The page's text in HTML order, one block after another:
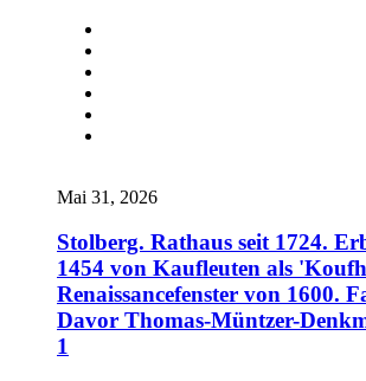
Mai 31, 2026
Stolberg. Rathaus seit 1724.
1454 von Kaufleuten als
Renaissancefenster von 1600.
Davor Thomas-Müntzer-
1